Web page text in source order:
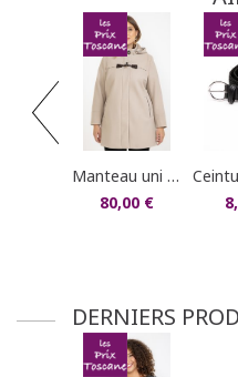
dans votre compte client
commandes/détails").
manteau uni à capuche
80,00 €
ceinture
DERNIERS